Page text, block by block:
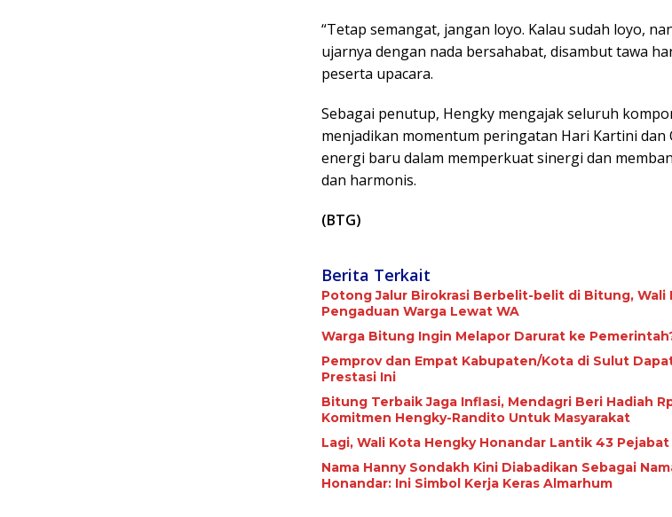
“Tetap semangat, jangan loyo. Kalau sudah loyo,
ujarnya dengan nada bersahabat, disambut tawa
peserta upacara.
Sebagai penutup, Hengky mengajak seluruh
menjadikan momentum peringatan Hari Kartini dan
energi baru dalam memperkuat sinergi dan
dan harmonis.
(BTG)
Berita Terkait
Potong Jalur Birokrasi Berbelit-belit di Bitung, Wali
Pengaduan Warga Lewat WA
Warga Bitung Ingin Melapor Darurat ke
Pemprov dan Empat Kabupaten/Kota di Sulut
Prestasi Ini
Bitung ‎Terbaik Jaga Inflasi, Mendagri Beri Hadiah
Komitmen Hengky-Randito Untuk Masyarakat
Lagi, Wali Kota Hengky Honandar Lantik 43
Nama Hanny Sondakh Kini Diabadikan Sebagai
Honandar: Ini Simbol Kerja Keras Almarhum